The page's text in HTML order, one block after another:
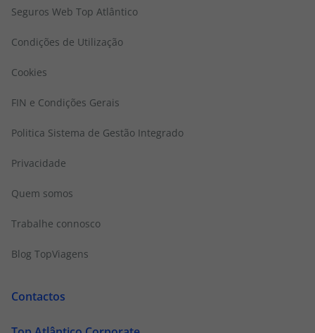
Seguros Web Top Atlântico
Condições de Utilização
Cookies
FIN e Condições Gerais
Politica Sistema de Gestão Integrado
Privacidade
Quem somos
Trabalhe connosco
Blog TopViagens
Contactos